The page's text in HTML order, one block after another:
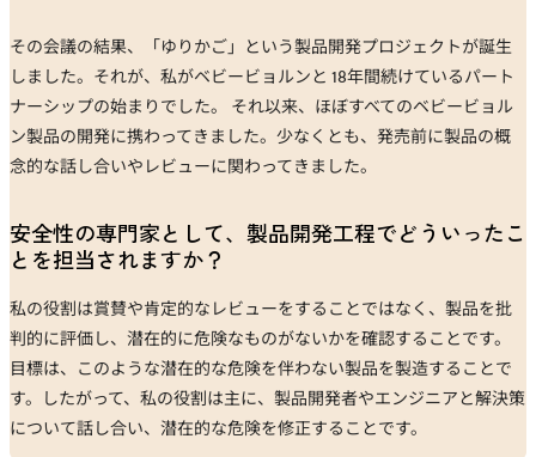
その会議の結果、「ゆりかご」という製品開発プロジェクトが誕生
しました。それが、私がベビービョルンと 18年間続けているパート
ナーシップの始まりでした。 それ以来、ほぼすべてのベビービョル
ン製品の開発に携わってきました。少なくとも、発売前に製品の概
念的な話し合いやレビューに関わってきました。
安全性の専門家として、製品開発工程でどういったこ
とを担当されますか？
私の役割は賞賛や肯定的なレビューをすることではなく、製品を批
判的に評価し、潜在的に危険なものがないかを確認することです。
目標は、このような潜在的な危険を伴わない製品を製造することで
す。したがって、私の役割は主に、製品開発者やエンジニアと解決策
について話し合い、潜在的な危険を修正することです。